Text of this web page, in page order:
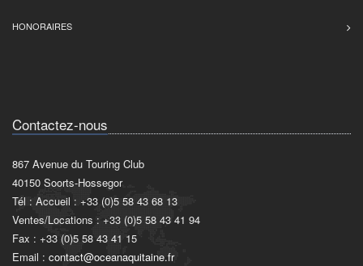
HONORAIRES
Contactez-nous
867 Avenue du Touring Club
40150 Soorts-Hossegor
Tél : Accueil : +33 (0)5 58 43 68 13
Ventes/Locations : +33 (0)5 58 43 41 94
Fax : +33 (0)5 58 43 41 15
Email : contact@oceanaquitaine.fr